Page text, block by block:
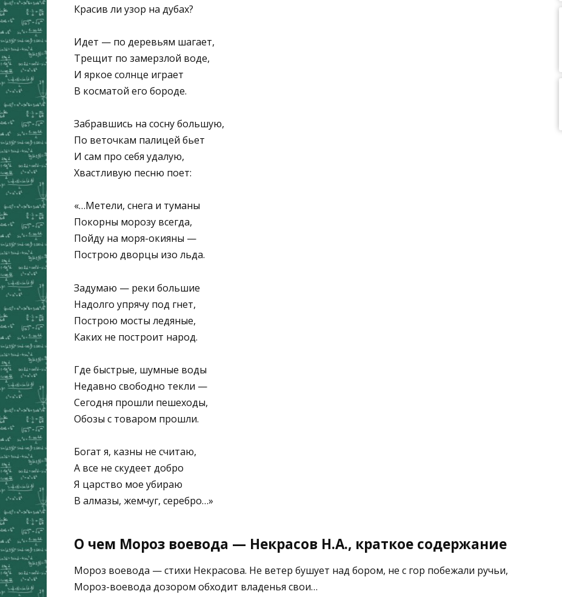
Красив ли узор на дубах?
Идет — по деревьям шагает,
Трещит по замерзлой воде,
И яркое солнце играет
В косматой его бороде.
Забравшись на сосну большую,
По веточкам палицей бьет
И сам про себя удалую,
Хвастливую песню поет:
«…Метели, снега и туманы
Покорны морозу всегда,
Пойду на моря-окияны —
Построю дворцы изо льда.
Задумаю — реки большие
Надолго упрячу под гнет,
Построю мосты ледяные,
Каких не построит народ.
Где быстрые, шумные воды
Недавно свободно текли —
Сегодня прошли пешеходы,
Обозы с товаром прошли.
Богат я, казны не считаю,
А все не скудеет добро
Я царство мое убираю
В алмазы, жемчуг, серебро…»
О чем Мороз воевода — Некрасов Н.А., краткое содержание
Мороз воевода — стихи Некрасова. Не ветер бушует над бором, не с гор побежали ручьи,
Мороз-воевода дозором обходит владенья свои…